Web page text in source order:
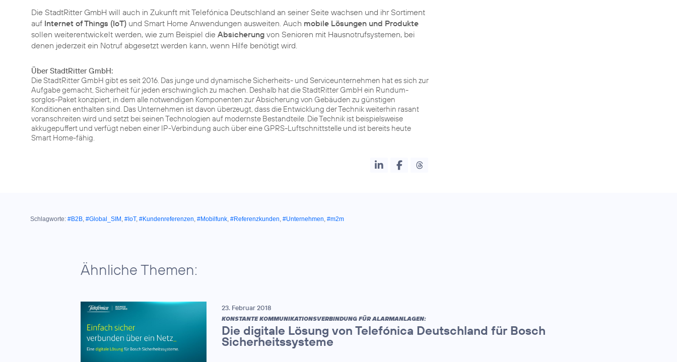
Die StadtRitter GmbH will auch in Zukunft mit Telefónica Deutschland an seiner Seite wachsen und ihr Sortiment
auf Internet of Things (IoT) und Smart Home Anwendungen ausweiten. Auch mobile Lösungen und Produkte
sollen weiterentwickelt werden, wie zum Beispiel die Absicherung von Senioren mit Hausnotrufsystemen, bei
denen jederzeit ein Notruf abgesetzt werden kann, wenn Hilfe benötigt wird.
Über StadtRitter GmbH:
Die StadtRitter GmbH gibt es seit 2016. Das junge und dynamische Sicherheits- und Serviceunternehmen hat es sich zur
Aufgabe gemacht, Sicherheit für jeden erschwinglich zu machen. Deshalb hat die StadtRitter GmbH ein Rundum-
sorglos-Paket konzipiert, in dem alle notwendigen Komponenten zur Absicherung von Gebäuden zu günstigen
Konditionen enthalten sind. Das Unternehmen ist davon überzeugt, dass die Entwicklung der Technik weiterhin rasant
voranschreiten wird und setzt bei seinen Technologien auf modernste Bestandteile. Die Technik ist beispielsweise
akkugepuffert und verfügt neben einer IP-Verbindung auch über eine GPRS-Luftschnittstelle und ist bereits heute
Smart Home-fähig.
Schlagworte: #B2B, #Global_SIM , #IoT, #Kundenreferenzen, #Mobilfunk, #Referenzkunden, #Unternehmen, #m2m
Ähnliche Themen:
23. Februar 2018
KONSTANTE KOMMUNIKATIONSVERBINDUNG FÜR ALARMANLAGEN:
Die digitale Lösung von Telefónica Deutschland für Bosch
Sicherheitssysteme